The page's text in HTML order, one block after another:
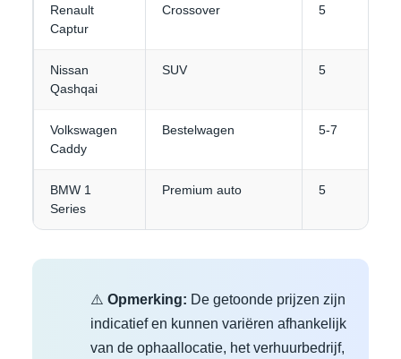
Renault
Captur
Crossover 5
Nissan
Qashqai
SUV 5
Volkswagen
Caddy
Bestelwagen 5-7
BMW 1
Series
Premium auto 5
⚠️ Opmerking: De getoonde prijzen zijn
indicatief en kunnen variëren afhankelijk
van de ophaallocatie, het verhuurbedrijf,